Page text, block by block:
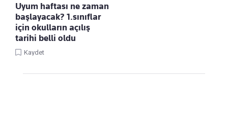
Uyum haftası ne zaman
başlayacak? 1.sınıflar
için okulların açılış
tarihi belli oldu
Kaydet